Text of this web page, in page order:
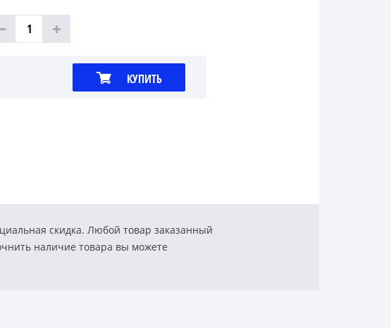
КУПИТЬ
скидка. Любой товар заказанный
наличие товара вы можете